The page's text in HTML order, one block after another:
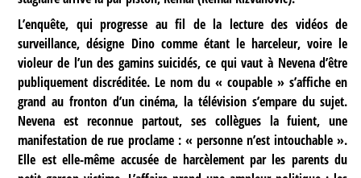
L’enquête, qui progresse au fil de la lecture des vidéos de
surveillance, désigne Dino comme étant le harceleur, voire le
violeur de l’un des gamins suicidés, ce qui vaut à Nevena d’être
publiquement discréditée. Le nom du « coupable » s’affiche en
grand au fronton d’un cinéma, la télévision s’empare du sujet.
Nevena est reconnue partout, ses collègues la fuient, une
manifestation de rue proclame : « personne n’est intouchable ».
Elle est elle-même accusée de harcèlement par les parents du